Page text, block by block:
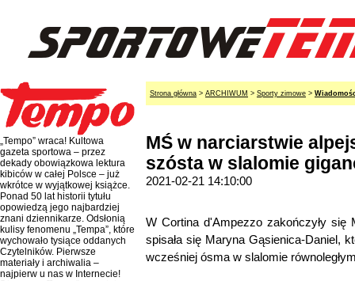
„Tempo” wraca! Kultowa
gazeta sportowa – przez
dekady obowiązkowa lektura
kibiców w całej Polsce – już
wkrótce w wyjątkowej książce.
Ponad 50 lat historii tytułu
opowiedzą jego najbardziej
znani dziennikarze. Odsłonią
kulisy fenomenu „Tempa”, które
wychowało tysiące oddanych
Czytelników. Pierwsze
materiały i archiwalia –
najpierw u nas w Internecie!
Strona główna > ARCHIWUM > Sporty zimowe >
MŚ w narciarstwie
szósta w slalomie
2021-02-21 14:10:00
W Cortina d'Ampezzo zakończyły się
spisała się Maryna Gąsienica-Daniel,
wcześniej ósma w slalomie